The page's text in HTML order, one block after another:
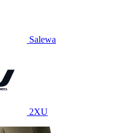
Salewa
2XU